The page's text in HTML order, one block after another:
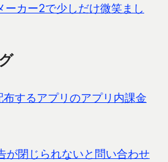
ーカー2で少しだけ微笑まし
するアプリのアプリ内課金
が閉じられないと問い合わせ